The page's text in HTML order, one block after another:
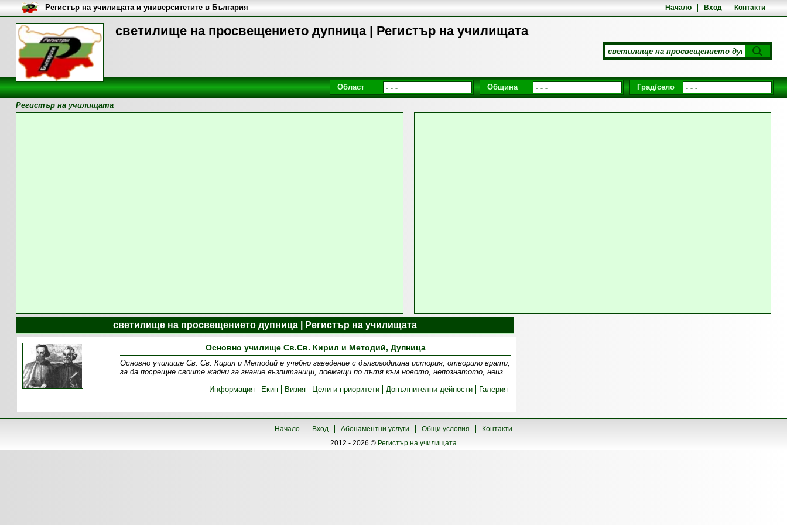
светилище на просвещението дупница | Регистър на училищата
Начало Вход Контакти
Регистър на училищата и университетите в България
Област Община Град/село
Регистър на училищата
светилище на просвещението дупница | Регистър на училищата
Основно училище Св.Св. Кирил и Методий, Дупница
Основно училище Св. Св. Кирил и Методий е учебно заведение с дългогодишна история, отворило врати,
за да посрещне своите жадни за знание възпитаници, поемащи по пътя към новото, непознатото, неиз
Информация
Екип Визия Цели и приоритети Допълнителни дейности Галерия
Начало Вход Абонаментни услуги Общи условия
Контакти
2012 - 2026 © Регистър на училищата